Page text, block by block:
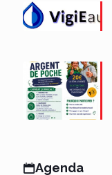
Agenda